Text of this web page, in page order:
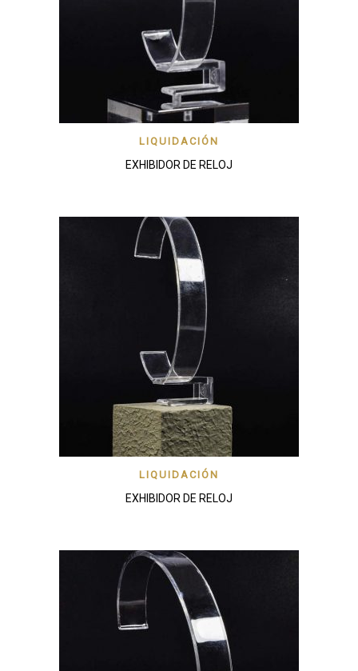
LIQUIDACIÓN
EXHIBIDOR DE RELOJ
LIQUIDACIÓN
EXHIBIDOR DE RELOJ